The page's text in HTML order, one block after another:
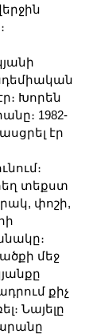
Խորեն
1982-
էր
տեքստ
փոշի,
մեջ
քիչ
Նայելը